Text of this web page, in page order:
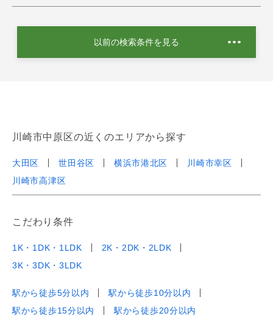
以前の検索条件を見る
川崎市中原区の近くのエリアから探す
大田区 世田谷区 横浜市港北区
川崎市幸区
川崎市高津区
こだわり条件
1K・1DK・1LDK
2K・2DK・2LDK
3K・3DK・3LDK
駅から徒歩5分以内
駅から徒歩10分以内
駅から徒歩15分以内
駅から徒歩20分以内